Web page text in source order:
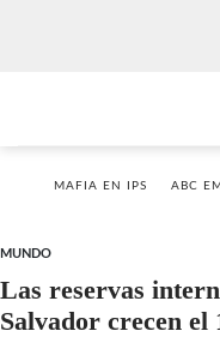
MAFIA EN IPS ABC
MUNDO
Las reservas
Salvador crecen el